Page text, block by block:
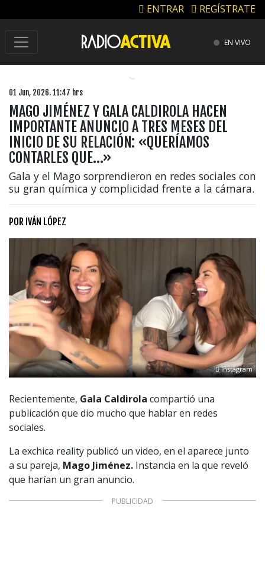
ENTRAR REGÍSTRATE
EN VIVO
01 Jun, 2026. 11:47 hrs
MAGO JIMÉNEZ Y GALA CALDIROLA HACEN
IMPORTANTE ANUNCIO A TRES MESES DEL
INICIO DE SU RELACIÓN: «QUERÍAMOS
CONTARLES QUE…»
Gala y el Mago sorprendieron en redes sociales con
su gran química y complicidad frente a la cámara.
POR IVÁN LÓPEZ
Instagram
Recientemente, Gala Caldirola compartió una
publicación que dio mucho que hablar en redes
sociales.
La exchica reality publicó un video, en el aparece junto
a su pareja, Mago Jiménez. Instancia en la que reveló
que harían un gran anuncio.